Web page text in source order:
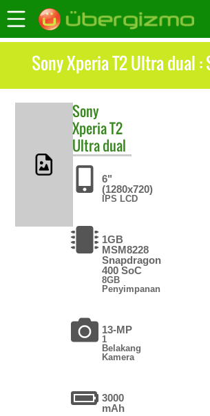
Sony Xperia T2 Ultra dual :
Sony
Xperia T2
Ultra dual
6"
(1280x720)
IPS LCD
1GB
MSM8228
Snapdragon
400 SoC
8GB
Penyimpanan
13-MP
1
Belakang
Kamera
3000
mAh